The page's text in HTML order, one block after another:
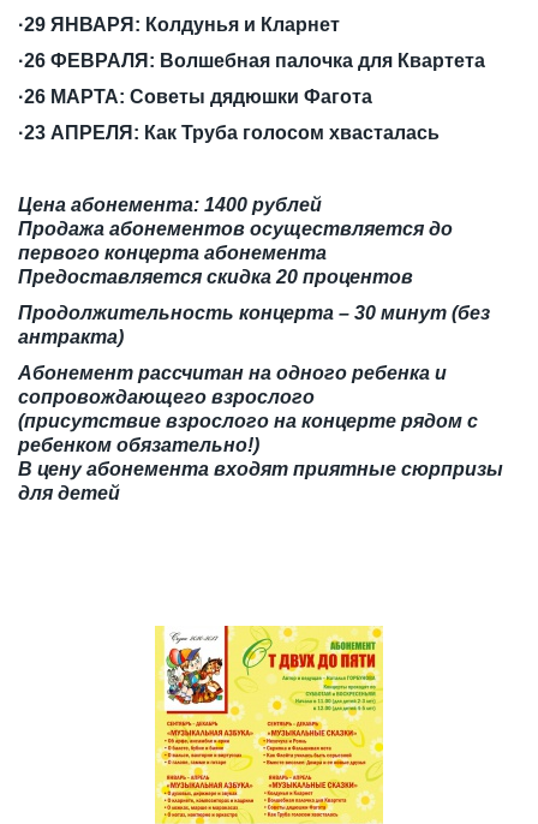
·29 ЯНВАРЯ: Колдунья и Кларнет
·26 ФЕВРАЛЯ: Волшебная палочка для Квартета
·26 МАРТА: Советы дядюшки Фагота
·23 АПРЕЛЯ: Как Труба голосом хвасталась
Цена абонемента: 1400 рублей
Продажа абонементов осуществляется до
первого концерта абонемента
Предоставляется скидка 20 процентов
Продолжительность концерта – 30 минут (без
антракта)
Абонемент рассчитан на одного ребенка и
сопровождающего взрослого
(присутствие взрослого на концерте рядом с
ребенком обязательно!)
В цену абонемента входят приятные сюрпризы
для детей